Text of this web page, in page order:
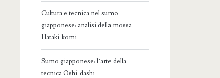
Cultura e tecnica nel sumo
giapponese: analisi della mossa
Hataki-komi
Sumo giapponese: l’arte della
tecnica Oshi-dashi